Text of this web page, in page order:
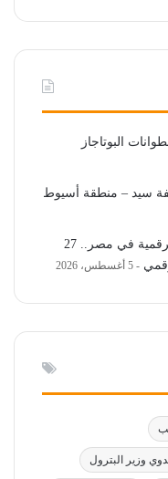
البوتاجاز
سيد – منطقة أسيوط
قاعدة البيانات الجيولوجية التعدينية الرقمية في مصر.. 27
5 أغسطس، 2026
وزير البترول